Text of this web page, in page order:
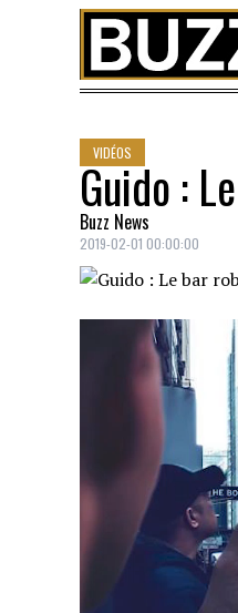
Skip to content
VIDÉOS
Guido :
Buzz News
2019-02-01 00:00:00